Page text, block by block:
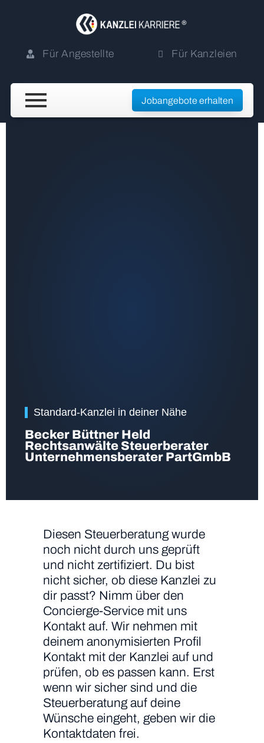
Für Angestellte Für Kanzleien
Jobangebote erhalten
Standard-Kanzlei in deiner Nähe
Becker Büttner Held
Rechtsanwälte Steuerberater
Unternehmensberater PartGmbB
Diesen Steuerberatung wurde
noch nicht durch uns geprüft
und nicht zertifiziert. Du bist
nicht sicher, ob diese Kanzlei zu
dir passt? Nimm über den
Concierge-Service mit uns
Kontakt auf. Wir nehmen mit
deinem anonymisierten Profil
Kontakt mit der Kanzlei auf und
prüfen, ob es passen kann. Erst
wenn wir sicher sind und die
Steuerberatung auf deine
Wünsche eingeht, geben wir die
Kontaktdaten frei.